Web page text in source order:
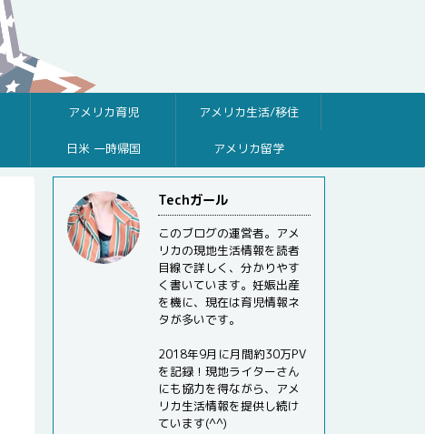
アメリカ育児 アメリカ生活/移住
日米 一時帰国 アメリカ留学
Techガール
このブログの運営者。アメ
リカの現地生活情報を読者
目線で詳しく、分かりやす
く書いています。妊娠出産
を機に、現在は育児情報ネ
タが多いです。
2018年9月に月間約30万PV
を記録！現地ライターさん
にも協力を得ながら、アメ
リカ生活情報を提供し続け
ています(^^)